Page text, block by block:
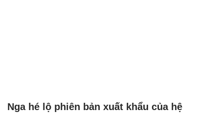
Nga hé lộ phiên bản xuất khẩu của hệ